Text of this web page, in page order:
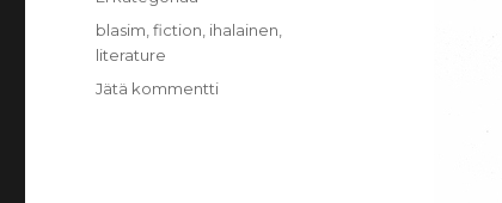
Avainsanat
blasim ,fiction ihalainen
literature
Jätä kommentti